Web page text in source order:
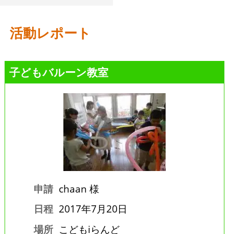
活動レポート
子どもバルーン教室
申請 chaan 様
日程 2017年7月20日
場所 こどもiらんど